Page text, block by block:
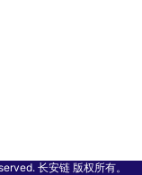
长安链 版权所有。